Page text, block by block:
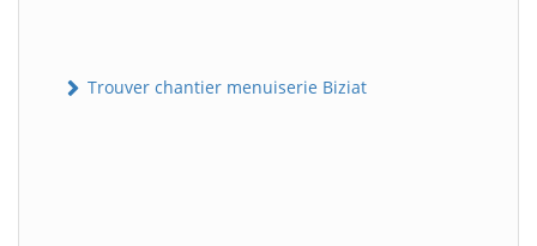
Trouver chantier menuiserie Biziat